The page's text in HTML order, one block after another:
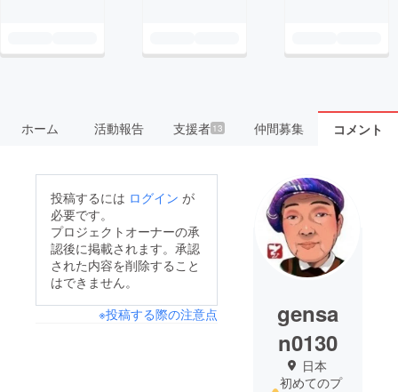
ホーム 活動報告 支援者 13 仲間募集 コメント
投稿するには ログイン が
必要です。
プロジェクトオーナーの承
認後に掲載されます。承認
された内容を削除すること
はできません。
※投稿する際の注意点
gensa
n0130
日本
初めてのプ